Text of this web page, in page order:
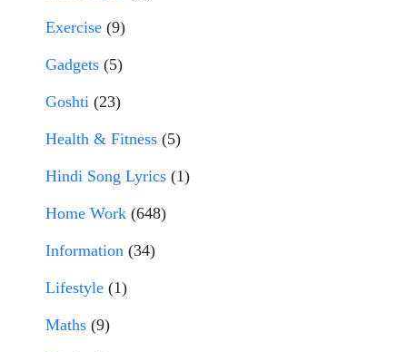
Exercise (9)
Gadgets (5)
Goshti (23)
Health & Fitness (5)
Hindi Song Lyrics (1)
Home Work (648)
Information (34)
Lifestyle (1)
Maths (9)